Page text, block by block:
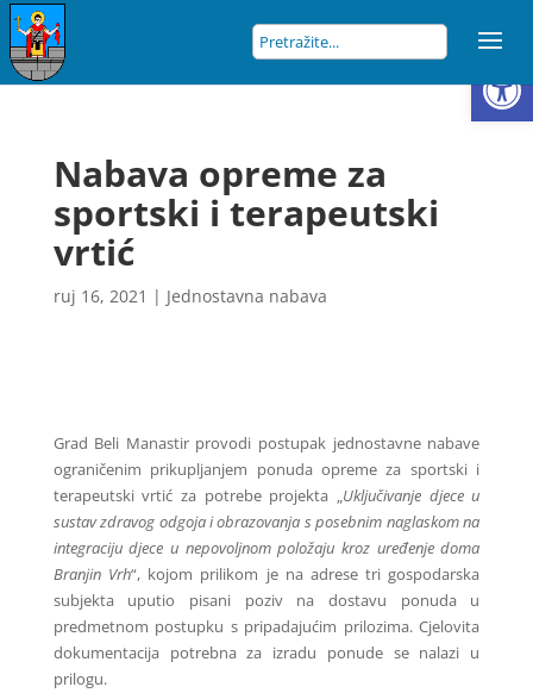
Nabava opreme za
sportski i terapeutski
vrtić
ruj 16, 2021 | Jednostavna nabava
Grad Beli Manastir provodi postupak jednostavne nabave
ograničenim prikupljanjem ponuda opreme za sportski i
terapeutski vrtić za potrebe projekta „Uključivanje djece u
sustav zdravog odgoja i obrazovanja s posebnim naglaskom na
integraciju djece u nepovoljnom položaju kroz uređenje doma
Branjin Vrh“, kojom prilikom je na adrese tri gospodarska
subjekta uputio pisani poziv na dostavu ponuda u
predmetnom postupku s pripadajućim prilozima. Cjelovita
dokumentacija potrebna za izradu ponude se nalazi u
prilogu.